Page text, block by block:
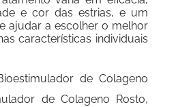
e cor das estrias, e um
ajudar a escolher o melhor
características individuais
de Colageno
de Colageno Rosto,